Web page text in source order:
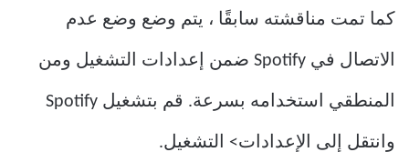
كما تمت مناقشته سابقًا ، يتم وضع وضع عدم
الاتصال في Spotify ضمن إعدادات التشغيل ومن
المنطقي استخدامه بسرعة. قم بتشغيل Spotify
وانتقل إلى الإعدادات> التشغيل.